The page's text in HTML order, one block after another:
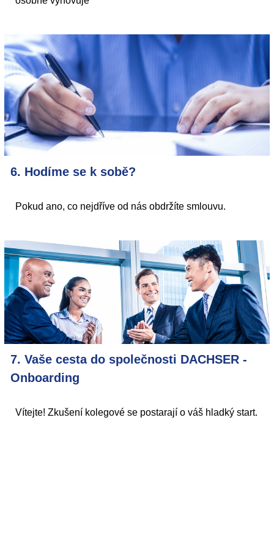
6. Hodíme se k sobě?
Pokud ano, co nejdříve od nás obdržíte smlouvu.
7. Vaše cesta do společnosti DACHSER -
Onboarding
Vítejte! Zkušení kolegové se postarají o váš hladký start.